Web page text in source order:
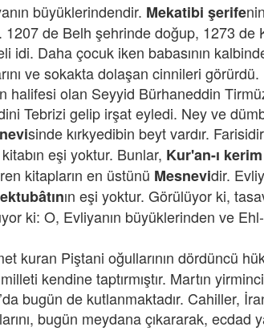
büyüklerindendir. Mekatibi şerife
de Belh şehrinde doğup, 1273 de
idi. Daha çocuk iken babasının
ve sokakta dolaşan cinnileri
halifesi olan Seyyid Bürhaneddin
Tebrizi gelip irşat eyledi. Ney ve
sinde kırkyedibin beyt vardır.
eşi yoktur. Bunlar, Kur'an-ı kerim
kitapların en üstünü Mesnevidir.
ın eşi yoktur. Görülüyor ki,
ki: O, Evliyanın büyüklerinden ve
kuran Piştani oğullarının dördüncü
kendine taptırmıştır. Martın
bugün de kutlanmaktadır. Cahiller,
bugün meydana çıkararak, ecdad